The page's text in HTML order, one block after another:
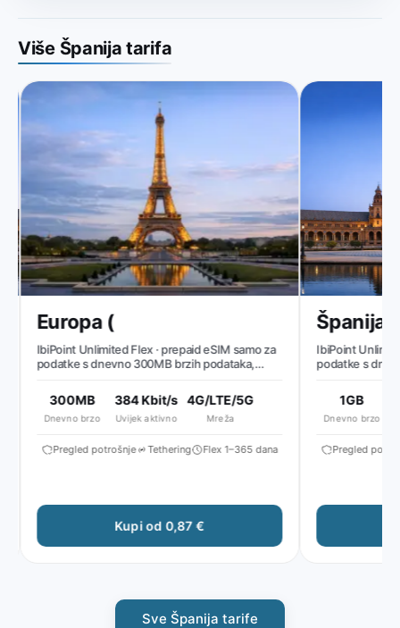
Više Španija tarifa
Europa (
IbiPoint Unlimited Flex · prepaid eSIM samo za
podatke s dnevno 300MB brzih podataka,
300MB
Dnevno brzo
384 Kbit/s
Uvijek aktivno
4G/LTE/5G
Mreža
Pregled potrošnje Tethering Flex 1–365 dana
Kupi od 0,87 €
Španija
IbiPoint
podatke s
1GB
Dnevno brzo
Pregled
Sve Španija tarife